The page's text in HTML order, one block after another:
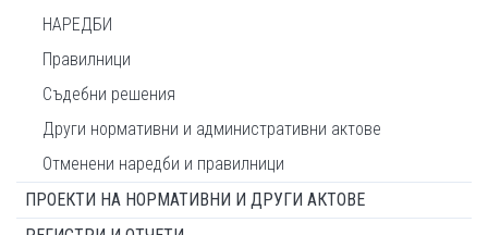
НАРЕДБИ
Правилници
Съдебни решения
Други нормативни и административни актове
Отменени наредби и правилници
ПРОЕКТИ НА НОРМАТИВНИ И ДРУГИ АКТОВЕ